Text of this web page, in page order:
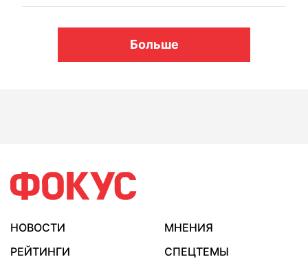
Больше
НОВОСТИ
МНЕНИЯ
РЕЙТИНГИ
СПЕЦТЕМЫ